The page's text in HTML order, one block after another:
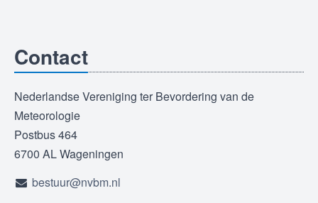
Contact
Nederlandse Vereniging ter Bevordering van de
Meteorologie
Postbus 464
6700 AL Wageningen
bestuur@nvbm.nl